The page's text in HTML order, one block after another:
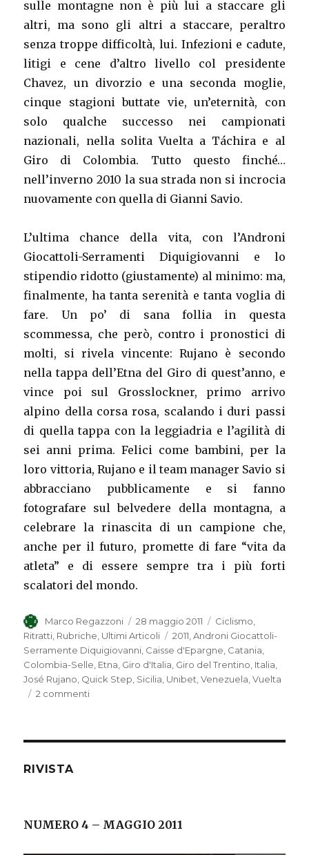
sulle montagne non è più lui a staccare gli
altri, ma sono gli altri a staccare, peraltro
senza troppe difficoltà, lui. Infezioni e cadute,
litigi e cene d’altro livello col presidente
Chavez, un divorzio e una seconda moglie,
cinque stagioni buttate vie, un’eternità, con
solo qualche successo nei campionati
nazionali, nella solita Vuelta a Táchira e al
Giro di Colombia. Tutto questo finché…
nell’inverno 2010 la sua strada non si incrocia
nuovamente con quella di Gianni Savio.
L’ultima chance della vita, con l’Androni
Giocattoli-Serramenti Diquigiovanni e lo
stipendio ridotto (giustamente) al minimo: ma,
finalmente, ha tanta serenità e tanta voglia di
fare. Un po’ di sana follia in questa
scommessa, che però, contro i pronostici di
molti, si rivela vincente: Rujano è secondo
nella tappa dell’Etna del Giro di quest’anno, e
vince poi sul Grosslockner, primo arrivo
alpino della corsa rosa, scalando i duri passi
di quella tappa con la leggiadria e l’agilità di
sei anni prima. Felici come bambini, per la
loro vittoria, Rujano e il team manager Savio si
abbracciano pubblicamente e si fanno
fotografare sul belvedere della montagna, a
celebrare la rinascita di un campione che,
anche per il futuro, promette di fare “vita da
atleta” e di essere sempre tra i più forti
scalatori del mondo.
Autore
Marco Regazzoni
Pubblicato
il
28 maggio 2011 Categorie
Ciclismo
Ritratti Rubriche Ultimi Articoli Tag
2011 ,Androni Giocattoli-
Serramente Diquigiovanni Caisse d'Epargne Catania
Colombia-Selle Etna Giro d'Italia Giro del Trentino Italia
José Rujano Quick Step Sicilia Unibet ,Venezuela ,Vuelta
2 commenti
RIVISTA
NUMERO 4 – MAGGIO 2011